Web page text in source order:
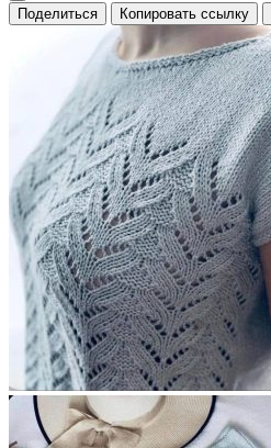
Поделиться Копировать ссылку